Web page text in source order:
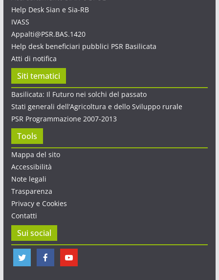
Help Desk Sian e Sia-RB
IVASS
Appalti@PSR.BAS.1420
Help desk beneficiari pubblici PSR Basilicata
Atti di notifica
Siti tematici
Basilicata: Il Futuro nei solchi del passato
Stati generali dell’Agricoltura e dello Sviluppo rurale
PSR Programmazione 2007-2013
Tools
Mappa del sito
Accessibilità
Note legali
Trasparenza
Privacy e Cookies
Contatti
Sui social